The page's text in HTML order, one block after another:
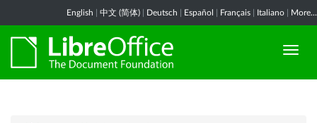
English 中文 (简体) Deutsch Español Français Italiano More...